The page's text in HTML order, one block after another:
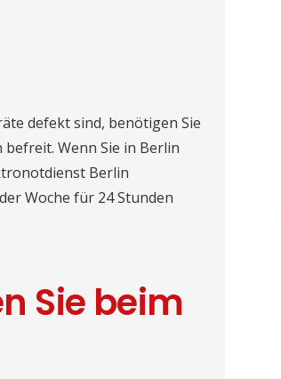
defekt sind, benötigen Sie
Wenn Sie in Berlin
Berlin
Woche für 24 Stunden
Sie beim